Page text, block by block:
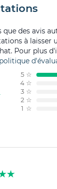
que des avis
à laisser
Pour plus
politique
5 ☆
4 ☆
3 ☆
2 ☆
1 ☆